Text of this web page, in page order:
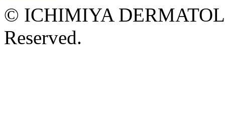
© ICHIMIYA
Reserved.